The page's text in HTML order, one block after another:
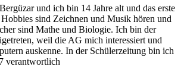
und ich bin 14 Jahre alt und das erste
sind Zeichnen und Musik hören und
sind Mathe und Biologie. Ich bin der
weil die AG mich interessiert und
auskenne. In der Schülerzeitung bin ich
verantwortlich